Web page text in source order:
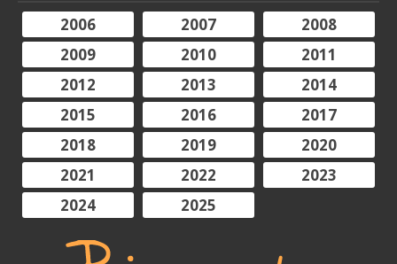
2006
2007
2008
2009
2010
2011
2012
2013
2014
2015
2016
2017
2018
2019
2020
2021
2022
2023
2024
2025